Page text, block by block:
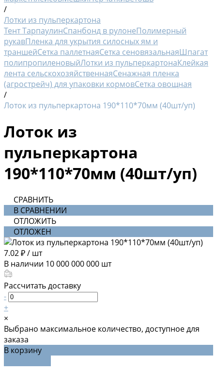
/
Лотки из пульперкартона
Тент ТарпаулинСпанбонд в рулонеПолимерный
рукавПленка для укрытия силосных ям и
траншейСетка паллетнаяСетка сеновязальнаяШпагат
полипропиленовыйЛотки из пульперкартонаКлейкая
лента сельскохозяйственнаяСенажная пленка
(агрострейч) для упаковки кормовСетка овощная
/
Лоток из пульперкартона 190*110*70мм (40шт/уп)
Лоток из
пульперкартона
190*110*70мм (40шт/уп)
СРАВНИТЬ
В СРАВНЕНИИ
ОТЛОЖИТЬ
ОТЛОЖЕН
7.02 ₽/ шт
В наличии 10 000 000 000 шт
Рассчитать доставку
-
+
×
Выбрано максимальное количество, доступное для
заказа
В корзину